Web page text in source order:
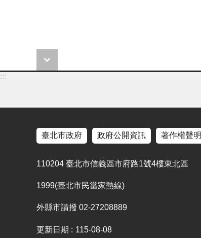
:::
臺北市政府 政府公開資訊 著作權聲明
110204 臺北市信義區市府路1號4樓東北區
1999(臺北市民當家熱線)
外縣市請撥 02-27208889
更新日期 115-08-08